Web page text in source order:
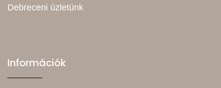
Debreceni üzletünk
Információk